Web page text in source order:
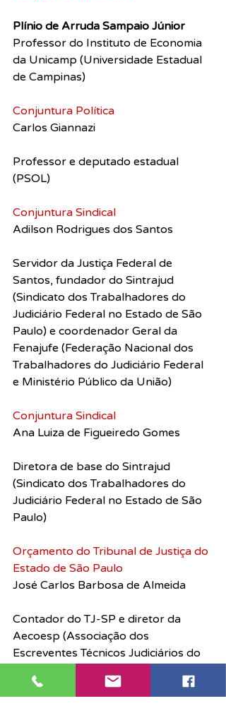
Plínio de Arruda Sampaio Júnior
Professor do Instituto de Economia
da Unicamp (Universidade Estadual
de Campinas)
Conjuntura Política
Carlos Giannazi
Professor e deputado estadual
(PSOL)
Conjuntura Sindical
Adilson Rodrigues dos Santos
Servidor da Justiça Federal de
Santos, fundador do Sintrajud
(Sindicato dos Trabalhadores do
Judiciário Federal no Estado de São
Paulo) e coordenador Geral da
Fenajufe (Federação Nacional dos
Trabalhadores do Judiciário Federal
e Ministério Público da União)
Conjuntura Sindical
Ana Luiza de Figueiredo Gomes
Diretora de base do Sintrajud
(Sindicato dos Trabalhadores do
Judiciário Federal no Estado de São
Paulo)
Orçamento do Tribunal de Justiça do
Estado de São Paulo
José Carlos Barbosa de Almeida
Contador do TJ-SP e diretor da
Aecoesp (Associação dos
Escreventes Técnicos Judiciários do
Paulo)